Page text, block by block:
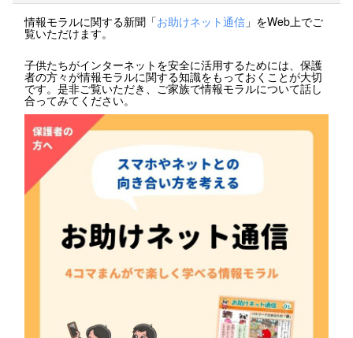
情報モラルに関する新聞「お助けネット通信 」をWeb上でご
覧いただけます。
子供たちがインターネットを安全に活用するためには、保護
者の方々が情報モラルに関する知識をもっておくことが大切
です。是非ご覧いただき、ご家族で情報モラルについて話し
合ってみてください。